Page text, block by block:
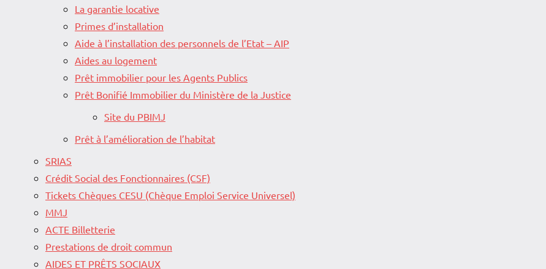
La garantie locative
Primes d’installation
Aide à l’installation des personnels de l’Etat – AIP
Aides au logement
Prêt immobilier pour les Agents Publics
Prêt Bonifié Immobilier du Ministère de la Justice
Site du PBIMJ
Prêt à l’amélioration de l’habitat
SRIAS
Crédit Social des Fonctionnaires (CSF)
Tickets Chèques CESU (Chèque Emploi Service Universel)
MMJ
ACTE Billetterie
Prestations de droit commun
AIDES ET PRÊTS SOCIAUX